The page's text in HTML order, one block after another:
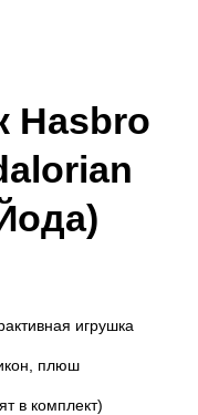
Hasbro
игрушка
плюш
в комплект)